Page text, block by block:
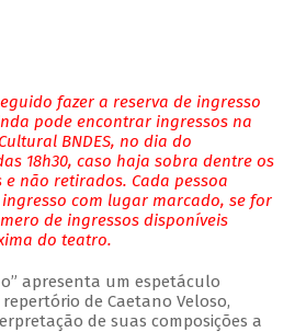
fazer a reserva de ingresso
pode encontrar ingressos na
BNDES, no dia do
18h30, caso haja sobra dentre os
e não retirados. Cada pessoa
com lugar marcado, se for
de ingressos disponíveis
do teatro.
apresenta um espetáculo
de Caetano Veloso,
de suas composições a